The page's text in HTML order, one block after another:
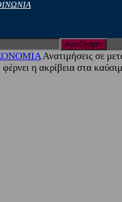
Ανατιμήσεις σε
φέρνει η ακρίβεια στα